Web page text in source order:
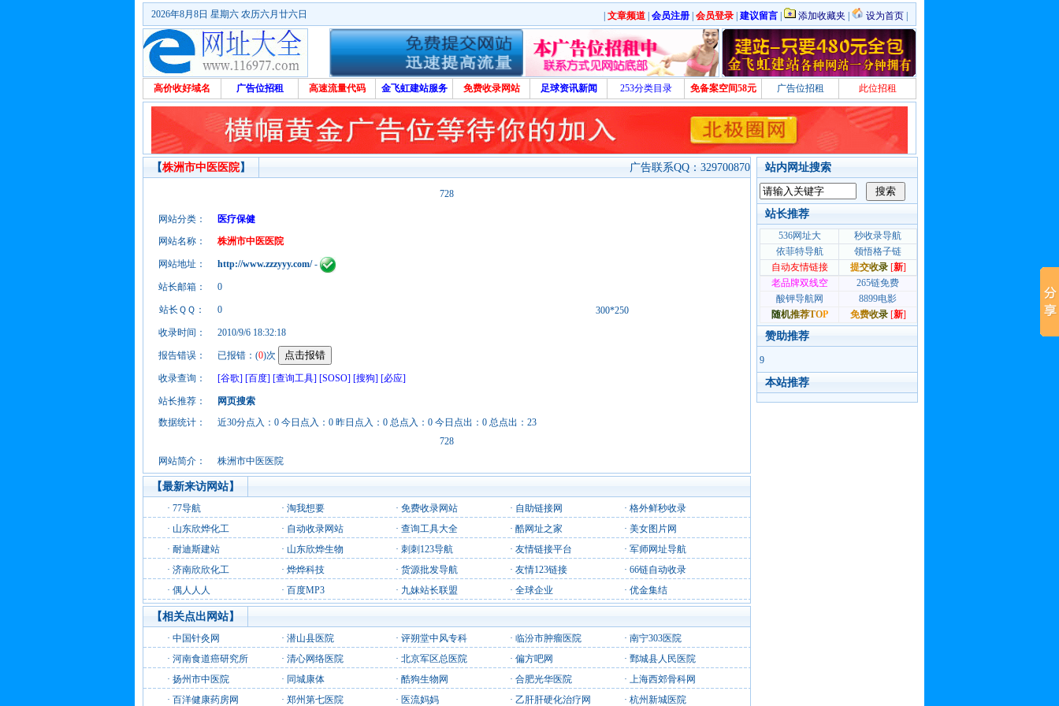
文章频道 会员注册 会员登录 建议留言 添加收藏夹 设为首页
2026年8月8日 星期六 农历六月廿六日
高价收好域名 广告位招租 高速流量代码 金飞虹建站服务 免费收录网站 足球资讯新闻 253分类目录 免备案空间58元 广告位招租 此位招租
站内网址搜索
站长推荐
赞助推荐
9
本站推荐
广告联系QQ：329700870
【株洲市中医医院】
728
网站分类： 医疗保健
300*250
网站名称： 株洲市中医医院
网站地址： http://www.zzzyyy.com/-
站长邮箱： 0
站长ＱＱ： 0
收录时间： 2010/9/6 18:32:18
报告错误： 已报错：(0)次
收录查询： [谷歌] [百度] [查询工具] [SOSO] [搜狗] [必应]
站长推荐：
网页搜索
数据统计：
近30分点入：0 今日点入：0 昨日点入：0 总点入：0 今日点出：0 总点出：23
728
网站简介：
株洲市中医医院
【最新来访网站】
· 77导航 · 淘我想要 · 免费收录网站 · 自助链接网 · 格外鲜秒收录
· 山东欣烨化工 · 自动收录网站 · 查询工具大全 · 酷网址之家 · 美女图片网
· 耐迪斯建站 · 山东欣烨生物 · 刺刺123导航 · 友情链接平台 · 军师网址导航
· 济南欣欣化工 · 烨烨科技 · 货源批发导航 · 友情123链接 · 66链自动收录
· 偶人人人 · 百度MP3 · 九妹站长联盟 · 全球企业 · 优金集结
【相关点出网站】
· 中国针灸网 · 潜山县医院 · 评朔堂中风专科 · 临汾市肿瘤医院 · 南宁303医院
· 河南食道癌研究所 · 清心网络医院 · 北京军区总医院 · 偏方吧网 · 鄄城县人民医院
· 扬州市中医院 · 同城康体 · 酷狗生物网 · 合肥光华医院 · 上海西郊骨科网
· 百洋健康药房网 · 郑州第七医院 · 医流妈妈 · 乙肝肝硬化治疗网 · 杭州新城医院